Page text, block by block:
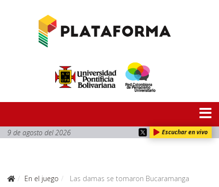
9 de agosto del 2026 Escuchar en vivo
En el juego Las damas se tomaron Bucaramanga